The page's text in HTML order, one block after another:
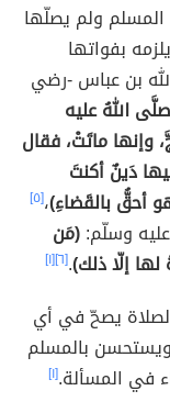
المسلم ولم يصلّها
بفواتها
بن عباس -رضي
اللهُ عليه
وإنها ماتَتْ، فقال
دَينٌ أكنتَ
أحقُّ بالقَضاءِ)،[٥]
وسلّم:(مَن
إلّا ذلك).[٦] [١]
يصحّ في أي
بالمسلم
في المسألة.[١]